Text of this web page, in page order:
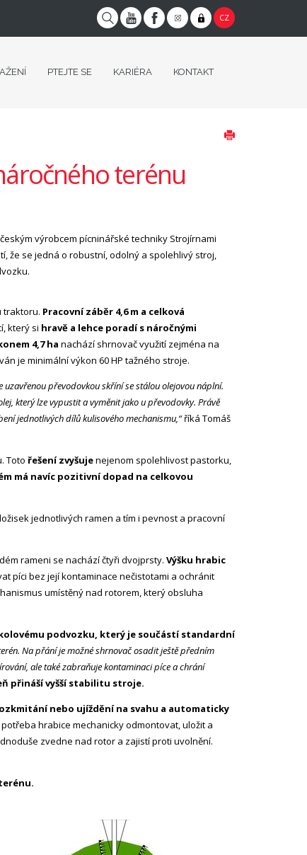
CZ
PTEJTE SE KARIÉRA KONTAKT
terénu
výrobcem pícninářské techniky Strojírnami
že se jedná o robustní, odolný a spolehlivý stroj,
traktoru. Pracovní záběr 4,6 m a celková
který si hravě a lehce poradí s náročnými
4,7 ha nachází shrnovač využití zejména na
je minimální výkon 60 HP tažného stroje.
uzavřenou převodovkou skříní se stálou olejovou náplní.
který lze vypustit a vyměnit jako u převodovky. Právě
jednotlivých dílů kulisového mechanismu,“říká Tomáš
Toto řešení zvyšujenejenom spolehlivost pastorku,
má navíc pozitivní dopad na celkovou
jednotlivých ramen a tím i pevnost a pracovní
rameni se nachází čtyři dvojprsty. Výšku hrabic
píci bez její kontaminace nečistotami a ochránit
umístěný nad rotorem, který obsluha
podvozku, který je součástí standardní
Na přání je možné shrnovač osadit ještě předním
ale také zabraňuje kontaminaci píce a chrání
přináší vyšší stabilitu stroje.
nebo ujíždění na svahu a automaticky
hrabice mechanicky odmontovat, uložit a
zvedne nad rotor a zajistí proti uvolnění.